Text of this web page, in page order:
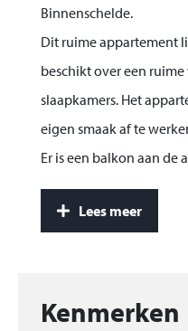
Binnenschelde.
Dit ruime appartement
beschikt over een
slaapkamers. Het
eigen smaak af te
Er is een balkon aan de
serre/wintertuin aan de
appartement hoort een
gezellige boulevard
Lees meer
Kenmerken